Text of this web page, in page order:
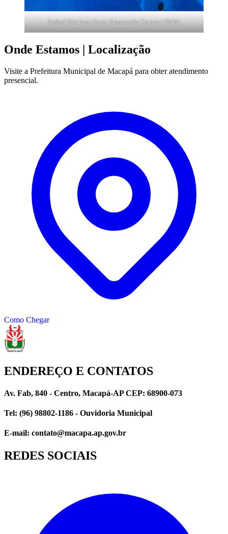
Rafael Martins | Foto: Emanuelle Gomes / PMM
Onde Estamos | Localização
Visite a Prefeitura Municipal de Macapá para obter atendimento
presencial.
Como Chegar
ENDEREÇO E CONTATOS
Av. Fab, 840 - Centro, Macapá-AP CEP: 68900-073
Tel: (96) 98802-1186 - Ouvidoria Municipal
E-mail: contato@macapa.ap.gov.br
REDES SOCIAIS